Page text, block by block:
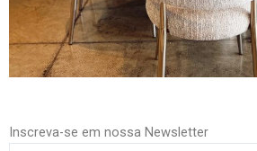
Inscreva-se em nossa Newsletter